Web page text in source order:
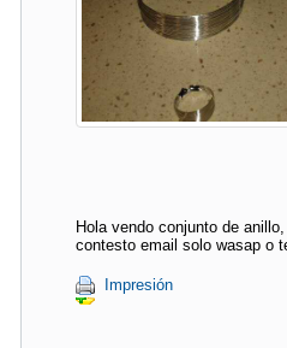
Hola vendo conjunto de
contesto email solo wasap o
Impresión